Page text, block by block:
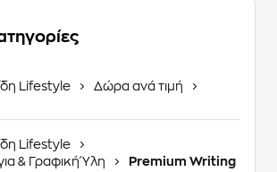
Lifestyle
Δώρα ανά τιμή
Lifestyle
& Γραφική Ύλη
Premium Writing